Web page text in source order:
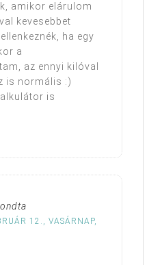
amikor elárulom
kevesebbet
ha egy
a
az ennyi kilóval
is normális :)
is
12., VASÁRNAP,